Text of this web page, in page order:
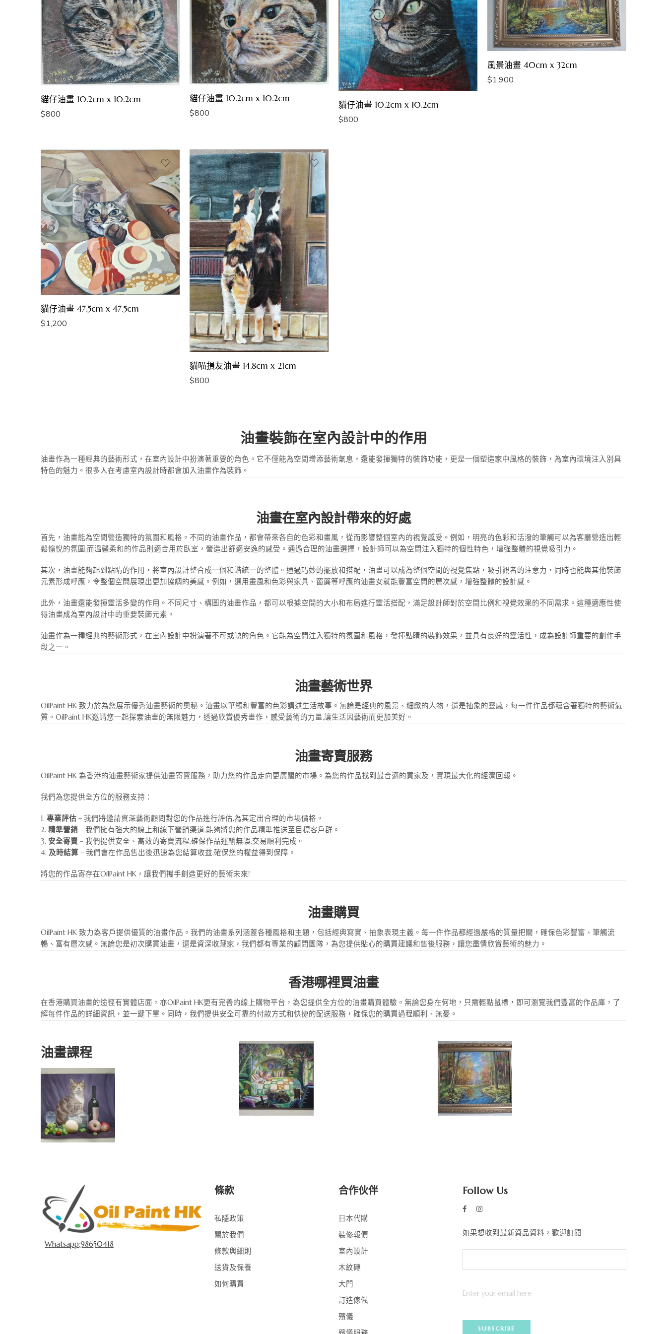
貓仔油畫 10.2cm x 10.2cm
$800
貓仔油畫 10.2cm x 10.2cm
$800
貓仔油畫 10.2cm x 10.2cm
$800
風景油畫 40cm x 32cm
$1,900
貓仔油畫 47.5cm x 47.5cm
$1,200
貓喵損友油畫 14.8cm x 21cm
$800
油畫裝飾在室內設計中的作用
油畫作為一種經典的藝術形式，在室內設計中扮演著重要的角色。它不僅能為空間增添藝術氣息，還能發揮獨特的裝飾功能，更是一個塑造家中風格的裝飾，為室內環境注入別具
特色的魅力。很多人在考慮室內設計時都會加入油畫作為裝飾。
油畫在室內設計帶來的好處
首先，油畫能為空間營造獨特的氛圍和風格。不同的油畫作品，都會帶來各自的色彩和畫風，從而影響整個室內的視覺感受。例如，明亮的色彩和活潑的筆觸可以為客廳營造出輕
鬆愉悅的氛圍,而溫馨柔和的作品則適合用於臥室，營造出舒適安逸的感受。通過合理的油畫選擇，設計師可以為空間注入獨特的個性特色，增強整體的視覺吸引力。
其次，油畫能夠起到點睛的作用，將室內設計整合成一個和諧統一的整體。通過巧妙的擺放和搭配，油畫可以成為整個空間的視覺焦點，吸引觀者的注意力，同時也能與其他裝飾
元素形成呼應，令整個空間展現出更加協調的美感。例如，選用畫風和色彩與家具、窗簾等呼應的油畫女就能豐富空間的層次感，增強整體的設計感。
此外，油畫還能發揮靈活多變的作用。不同尺寸、構圖的油畫作品，都可以根據空間的大小和布局進行靈活搭配，滿足設計師對於空間比例和視覺效果的不同需求。這種適應性使
得油畫成為室內設計中的重要裝飾元素。
油畫作為一種經典的藝術形式，在室內設計中扮演著不可或缺的角色。它能為空間注入獨特的氛圍和風格，發揮點睛的裝飾效果，並具有良好的靈活性，成為設計師重要的創作手
段之一。
油畫藝術世界
OilPaint HK 致力於為您展示優秀油畫藝術的奧秘。油畫以筆觸和豐富的色彩講述生活故事。無論是經典的風景、細緻的人物，還是抽象的靈感，每一件作品都蘊含著獨特的藝術氣
質。OilPaint HK邀請您一起探索油畫的無限魅力，透過欣賞優秀畫作，感受藝術的力量,讓生活因藝術而更加美好。
油畫寄賣服務
OilPaint HK 為香港的油畫藝術家提供油畫寄賣服務，助力您的作品走向更廣闊的市場。為您的作品找到最合適的買家及，實現最大化的經濟回報。
我們為您提供全方位的服務支持：
專業評估 – 我們將邀請資深藝術顧問對您的作品進行評估,為其定出合理的市場價格。
精準營銷 – 我們擁有強大的線上和線下營銷渠道,能夠將您的作品精準推送至目標客戶群。
安全寄賣 – 我們提供安全、高效的寄賣流程,確保作品運輸無誤,交易順利完成。
及時結算 – 我們會在作品售出後迅速為您結算收益,確保您的權益得到保障。
將您的作品寄存在OilPaint HK，讓我們攜手創造更好的藝術未來!
油畫購買
OilPaint HK 致力為客戶提供優質的油畫作品。我們的油畫系列涵蓋各種風格和主題，包括經典寫實、抽象表現主義。每一件作品都經過嚴格的質量把關，確保色彩豐富、筆觸流
暢、富有層次感。無論您是初次購買油畫，還是資深收藏家，我們都有專業的顧問團隊，為您提供貼心的購買建議和售後服務，讓您盡情欣賞藝術的魅力。
香港哪裡買油畫
在香港購買油畫的途徑有實體店面，亦OilPaint HK更有完善的線上購物平台，為您提供全方位的油畫購買體驗。無論您身在何地，只需輕點鼠標，即可瀏覽我們豐富的作品庫，了
解每件作品的詳細資訊，並一鍵下單。同時，我們提供安全可靠的付款方式和快捷的配送服務，確保您的購買過程順利、無憂。
油畫課程
Whatsapp:98650418
條款
私隱政策
關於我們
條款與細則
送貨及保養
如何購買
合作伙伴
日本代購
裝修報價
室內設計
木紋磚
大門
訂造傢俬
殯儀
Follow Us
如果想收到最新資品資料，歡迎訂閱